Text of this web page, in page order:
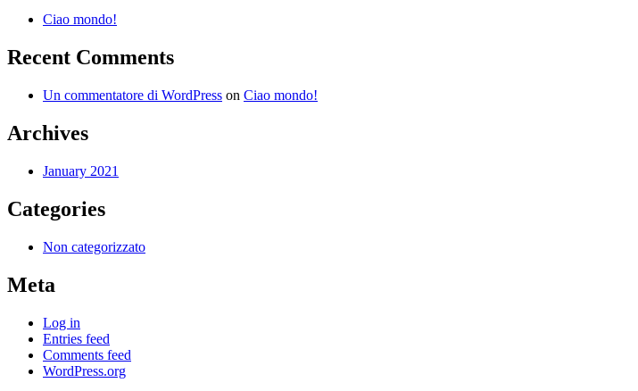
Ciao mondo!
Recent Comments
Un commentatore di WordPress on Ciao mondo!
Archives
January 2021
Categories
Non categorizzato
Meta
Log in
Entries feed
Comments feed
WordPress.org